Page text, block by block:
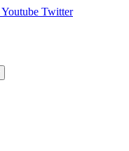
Youtube Twitter